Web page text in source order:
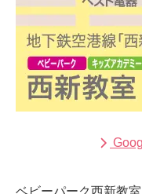
ベビーパーク西新教